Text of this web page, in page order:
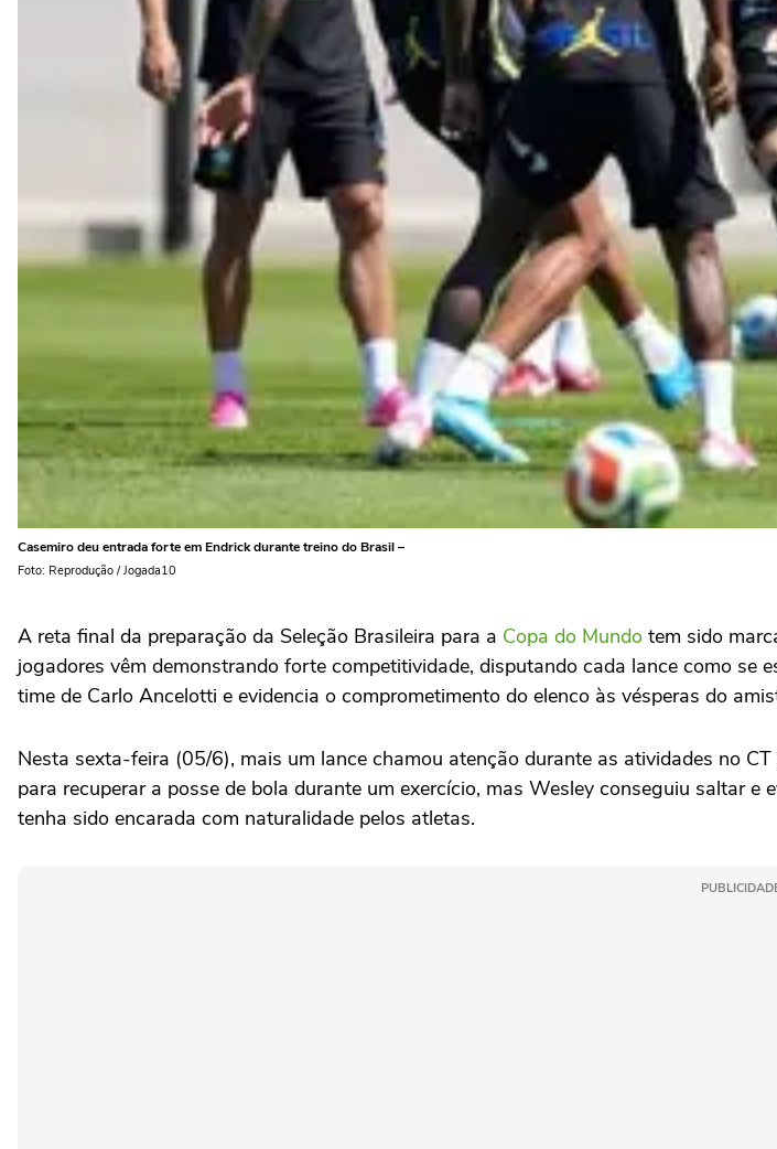
Casemiro deu entrada forte em Endrick durante treino do Brasil –
Foto: Reprodução / Jogada10
A reta final da preparação da Seleção Brasileira para a Copa do Mundo tem sido
jogadores vêm demonstrando forte competitividade, disputando cada lance como
time de Carlo Ancelotti e evidencia o comprometimento do elenco às vésperas do
Nesta sexta-feira (05/6), mais um lance chamou atenção durante as atividades no
para recuperar a posse de bola durante um exercício, mas Wesley conseguiu saltar
tenha sido encarada com naturalidade pelos atletas.